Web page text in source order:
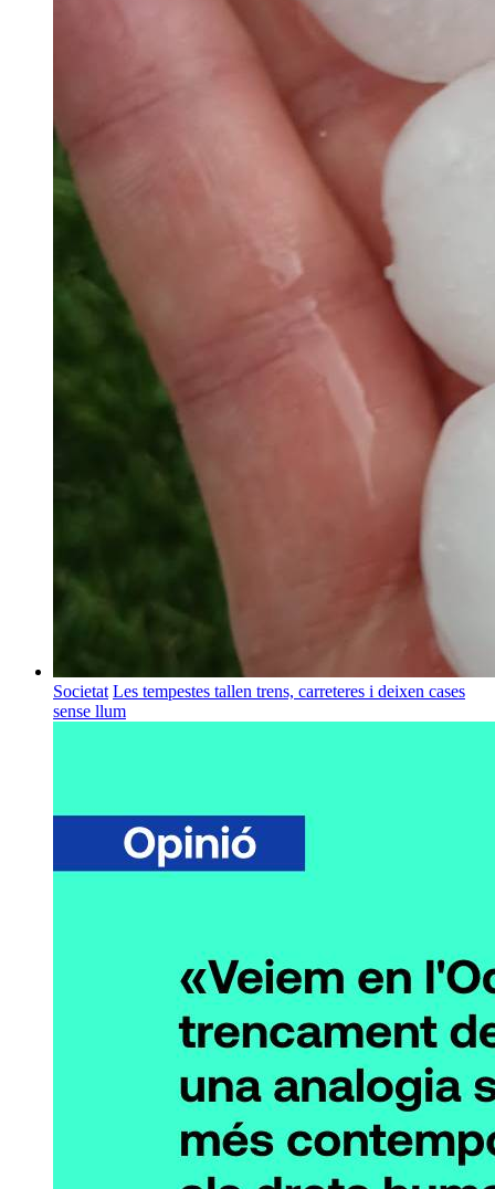
Societat Les tempestes tallen trens, carreteres i deixen cases
sense llum